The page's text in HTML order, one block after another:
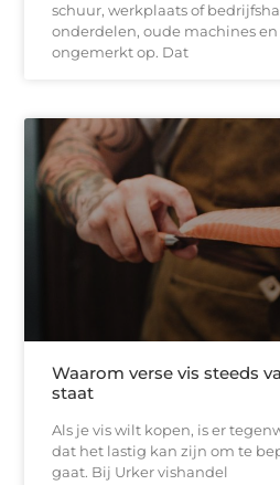
schuur, werkplaats of
onderdelen, oude machines
ongemerkt op. Dat
Waarom verse vis steeds
staat
Als je vis wilt kopen, is er
dat het lastig kan zijn om te
gaat. Bij Urker vishandel